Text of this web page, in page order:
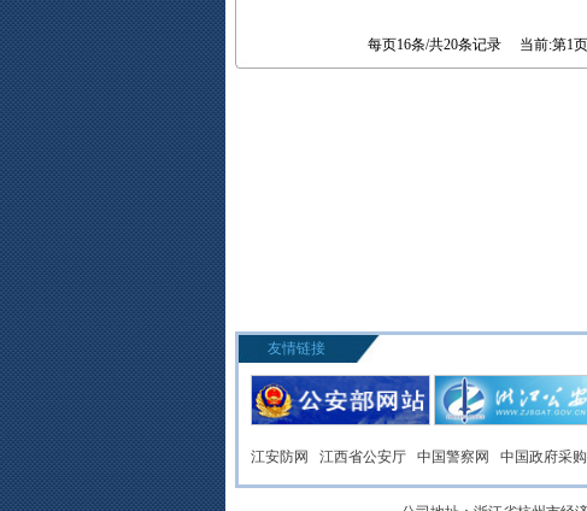
每页16条/共20条记录 当前:第1
友情链接
江安防网
江西省公安厅 中国警察网 中国政府采